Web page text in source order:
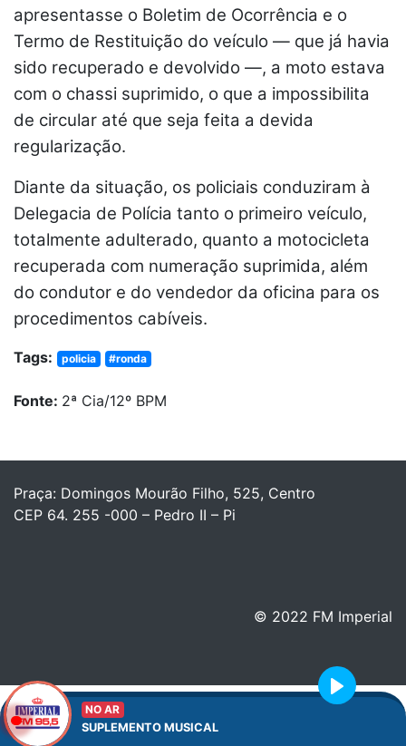
apresentasse o Boletim de Ocorrência e o
Termo de Restituição do veículo — que já havia
sido recuperado e devolvido —, a moto estava
com o chassi suprimido, o que a impossibilita
de circular até que seja feita a devida
regularização.
Diante da situação, os policiais conduziram à
Delegacia de Polícia tanto o primeiro veículo,
totalmente adulterado, quanto a motocicleta
recuperada com numeração suprimida, além
do condutor e do vendedor da oficina para os
procedimentos cabíveis.
Tags: policia #ronda
Fonte: 2ª Cia/12º BPM
NO AR
SUPLEMENTO MUSICAL
Play
Praça: Domingos Mourão Filho, 525, Centro
CEP 64. 255 -000 – Pedro II – Pi
© 2022 FM Imperial